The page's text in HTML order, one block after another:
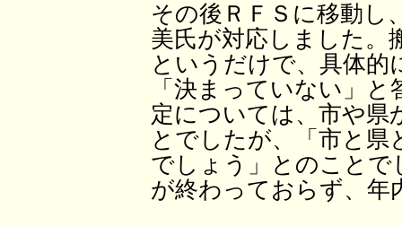
その後ＲＦＳに移動し
美氏が対応しました。
というだけで、具体的
「決まっていない」
定については、市や県
とでしたが、「市と県
でしょう」とのことで
が終わっておらず、年